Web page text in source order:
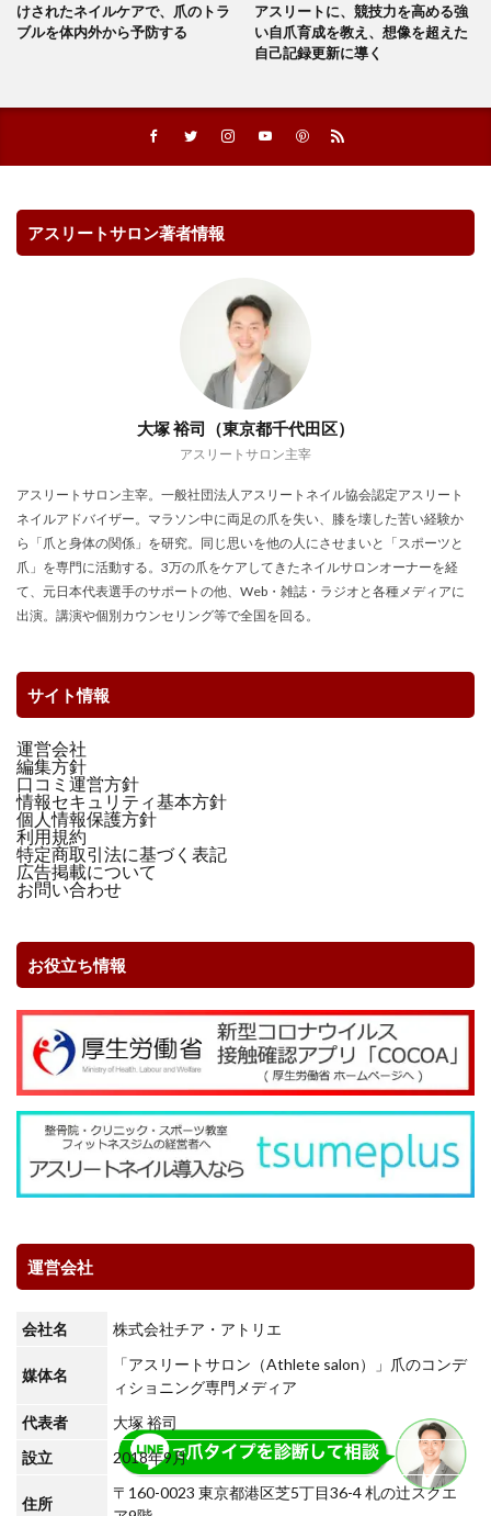
けされたネイルケアで、爪のトラ
ブルを体内外から予防する
アスリートに、競技力を高める強
い自爪育成を教え、想像を超えた
自己記録更新に導く
アスリートサロン著者情報
大塚 裕司（東京都千代田区）
アスリートサロン主宰
アスリートサロン主宰。一般社団法人アスリートネイル協会認定アスリート
ネイルアドバイザー。マラソン中に両足の爪を失い、膝を壊した苦い経験か
ら「爪と身体の関係」を研究。同じ思いを他の人にさせまいと「スポーツと
爪」を専門に活動する。3万の爪をケアしてきたネイルサロンオーナーを経
て、元日本代表選手のサポートの他、Web・雑誌・ラジオと各種メディアに
出演。講演や個別カウンセリング等で全国を回る。
サイト情報
運営会社
編集方針
口コミ運営方針
情報セキュリティ基本方針
個人情報保護方針
利用規約
特定商取引法に基づく表記
広告掲載について
お問い合わせ
お役立ち情報
運営会社
会社名 株式会社チア・アトリエ
媒体名
「アスリートサロン（Athlete salon）」爪のコンデ
ィショニング専門メディア
代表者
大塚 裕司
設立
2018年9月
住所
〒160-0023 東京都港区芝5丁目36-4 札の辻スクエ